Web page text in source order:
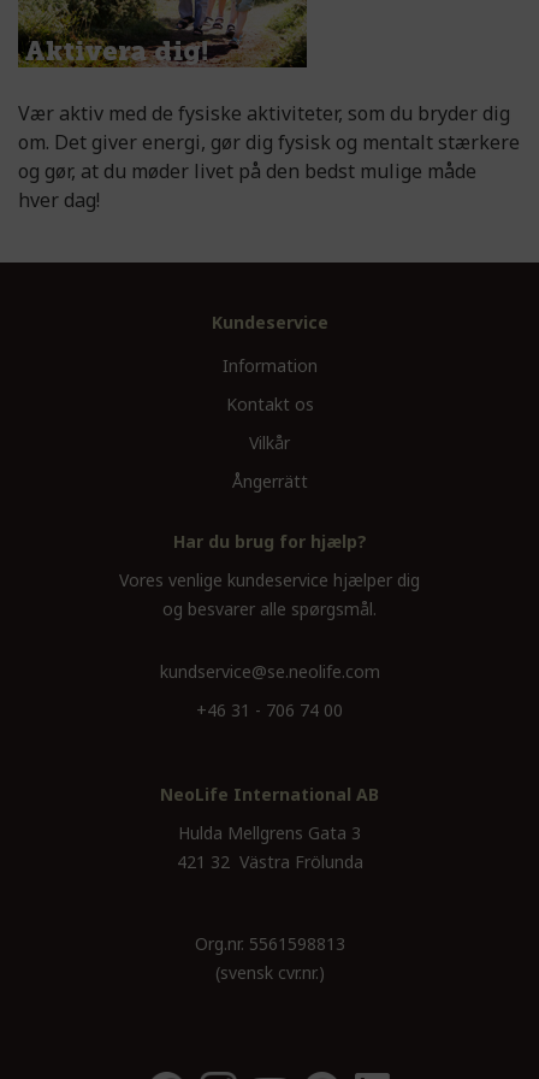
Vær aktiv med de fysiske aktiviteter, som du bryder dig
om. Det giver energi, gør dig fysisk og mentalt stærkere
og gør, at du møder livet på den bedst mulige måde
hver dag!
Kundeservice
Information
Kontakt os
Vilkår
Ångerrätt
Har du brug for hjælp?
Vores venlige kundeservice hjælper dig
og besvarer alle spørgsmål.
kundservice@se.neolife.com
+46 31 - 706 74 00
NeoLife International AB
Hulda Mellgrens Gata 3
421 32 Västra Frölunda
Org.nr. 5561598813
(svensk cvr.nr.)